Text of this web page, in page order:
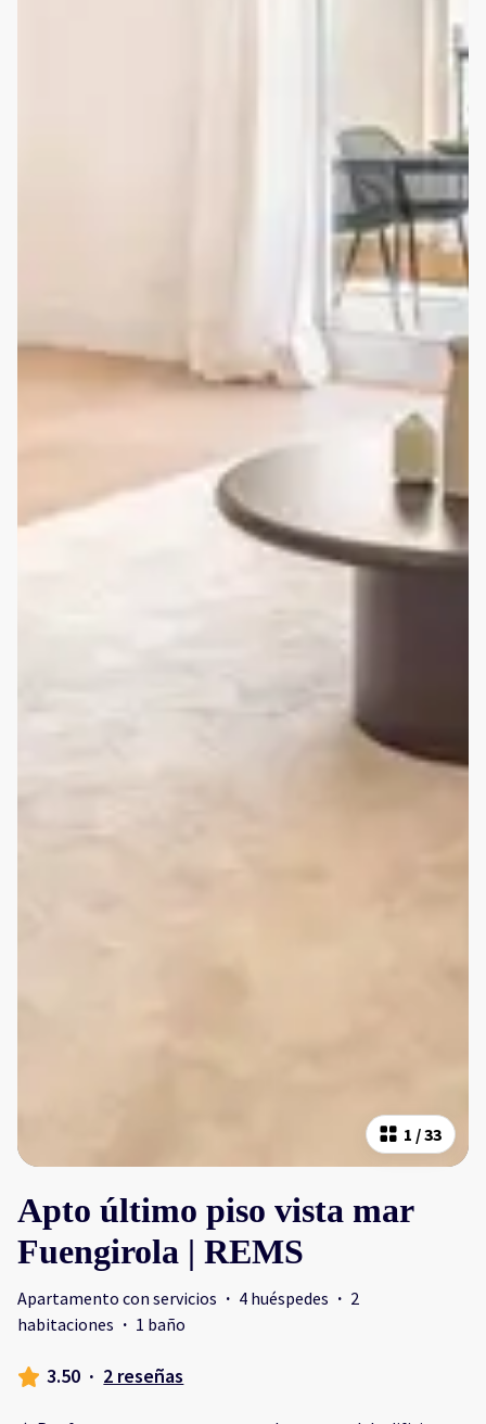
1 /33
Apto último piso vista mar
Fuengirola | REMS
Apartamento con servicios · 4 huéspedes · 2
habitaciones · 1 baño
3.50 · 2 reseñas